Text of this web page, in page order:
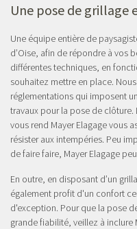
Une pose de
Une équipe entière de
d’Oise, afin de répondre à vos
différentes techniques, en
souhaitez mettre en place.
réglementations qui imposent
travaux pour la pose de
vous rend Mayer Elagage vous
résister aux intempéries. Peu
de faire faire, Mayer Elagage
En outre, en disposant d’un
également profit d'un confort
d'exception. Pour que la pose
grande fiabilité, veillez à inclure